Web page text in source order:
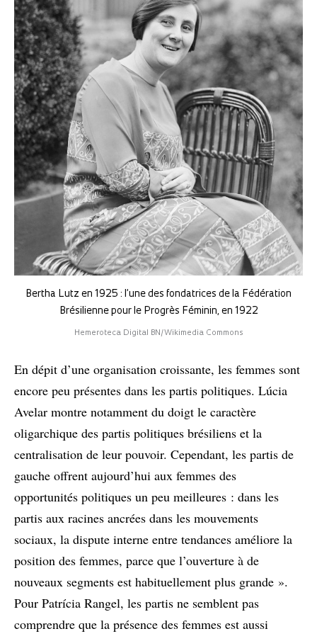
Bertha Lutz en 1925 : l’une des fondatrices de la Fédération
Brésilienne pour le Progrès Féminin, en 1922
Hemeroteca Digital BN/Wikimedia Commons
En dépit d’une organisation croissante, les femmes sont
encore peu présentes dans les partis politiques. Lúcia
Avelar montre notamment du doigt le caractère
oligarchique des partis politiques brésiliens et la
centralisation de leur pouvoir. Cependant, les partis de
gauche offrent aujourd’hui aux femmes des
opportunités politiques un peu meilleures : dans les
partis aux racines ancrées dans les mouvements
sociaux, la dispute interne entre tendances améliore la
position des femmes, parce que l’ouverture à de
nouveaux segments est habituellement plus grande ».
Pour Patrícia Rangel, les partis ne semblent pas
comprendre que la présence des femmes est aussi